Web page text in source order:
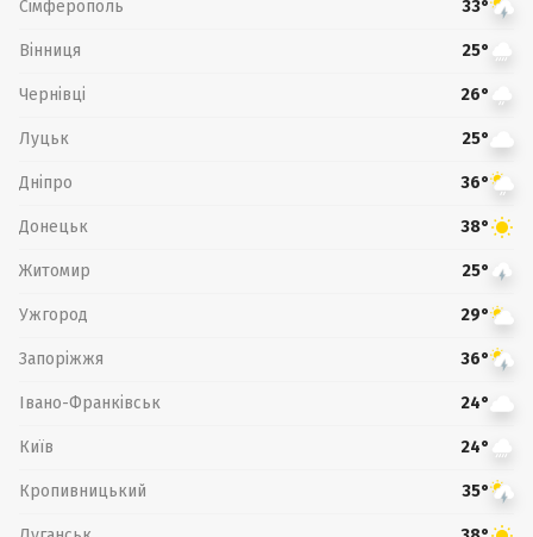
Сімферополь 33°
Вінниця 25°
Чернівці 26°
Луцьк 25°
Дніпро 36°
Донецьк 38°
Житомир 25°
Ужгород 29°
Запоріжжя 36°
Івано-Франківськ 24°
Київ 24°
Кропивницький 35°